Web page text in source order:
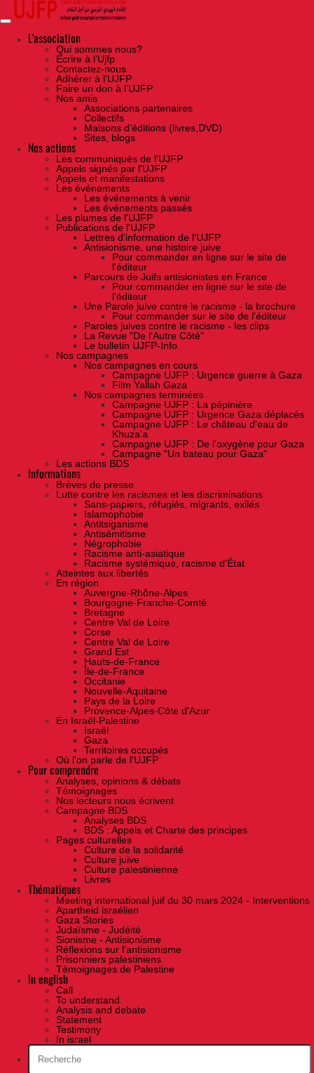
Skip
the
contentL'association
Qui sommes nous?
Ecrire à l’Ujfp
Contactez-nous
Adhérer à l’UJFP
Faire un don à l’UJFP
Nos amis
Associations partenaires
Collectifs
Maisons d’éditions (livres,DVD)
Sites, blogs
Nos actions
Les communiqués de l'UJFP
Appels signés par l'UJFP
Appels et manifestations
Les événements
Les événements à venir
Les événements passés
Les plumes de l'UJFP
Publications de l'UJFP
Lettres d'information de l'UJFP
Antisionisme, une histoire juive
Pour commander en ligne sur le site de
l'éditeur
Parcours de Juifs antisionistes en France
Pour commander en ligne sur le site de
l'éditeur
Une Parole juive contre le racisme - la brochure
Pour commander sur le site de l'éditeur
Paroles juives contre le racisme - les clips
La Revue "De l'Autre Côté"
Le bulletin UJFP-Info
Nos campagnes
Nos campagnes en cours
Campagne UJFP : Urgence guerre à Gaza
Film Yallah Gaza
Nos campagnes terminées
Campagne UJFP : La pépinière
Campagne UJFP : Urgence Gaza déplacés
Campagne UJFP : Le château d'eau de
Khuza'a
Campagne UJFP : De l'oxygène pour Gaza
Campagne "Un bateau pour Gaza"
Les actions BDS
Informations
Brèves de presse
Lutte contre les racismes et les discriminations
Sans-papiers, réfugiés, migrants, exilés
Islamophobie
Antitsiganisme
Antisémitisme
Négrophobie
Racisme anti-asiatique
Racisme systémique, racisme d'État
Atteintes aux libertés
En région
Auvergne-Rhône-Alpes
Bourgogne-Franche-Comté
Bretagne
Centre Val de Loire
Corse
Centre Val de Loire
Grand Est
Hauts-de-France
Île-de-France
Occitanie
Nouvelle-Aquitaine
Pays de la Loire
Provence-Alpes-Côte d'Azur
En Israël-Palestine
Israël
Gaza
Territoires occupés
Où l'on parle de l'UJFP
Pour comprendre
Analyses, opinions & débats
Témoignages
Nos lecteurs nous écrivent
Campagne BDS
Analyses BDS
BDS : Appels et Charte des principes
Pages culturelles
Culture de la solidarité
Culture juive
Culture palestinienne
Livres
Thématiques
Meeting international juif du 30 mars 2024 - Interventions
Apartheid israélien
Gaza Stories
Judaïsme - Judéité
Sionisme - Antisionisme
Réflexions sur l’antisionisme
Prisonniers palestiniens
Témoignages de Palestine
In english
Call
To understand
Analysis and debate
Statement
Testimony
In israel